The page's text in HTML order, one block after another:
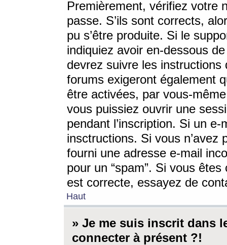
Premièrement, vérifiez votre
passe. S’ils sont corrects,
pu s’être produite. Si le
indiquiez avoir en-dessous
devrez suivre les
forums exigeront également
être activées, par vous-
vous puissiez ouvrir une
pendant l’inscription. Si un
insctructions. Si vous n’avez
fourni une adresse e-mail
pour un “spam”. Si vous
est correcte, essayez de
Haut
» Je me suis inscrit dans
connecter à présent ?!